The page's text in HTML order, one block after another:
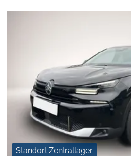
Standort Zentrallager